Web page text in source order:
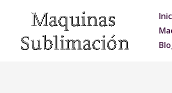
contenido